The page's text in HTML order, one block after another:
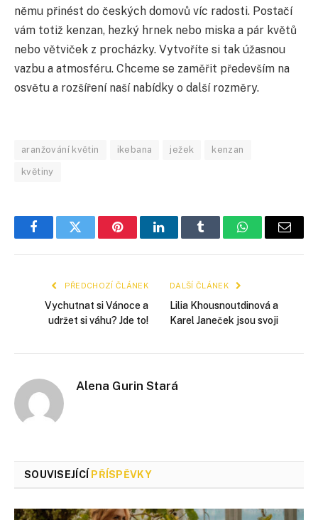
němu přinést do českých domovů víc radosti. Postačí
vám totiž kenzan, hezký hrnek nebo miska a pár květů
nebo větviček z procházky. Vytvoříte si tak úžasnou
vazbu a atmosféru. Chceme se zaměřit především na
osvětu a rozšíření naší nabídky o další rozměry.
aranžování květin ikebana ježek kenzan
květiny
FacebookTwitter PinterestLinkedInTumblr WhatsApp
E-
PŘEDCHOZÍ ČLÁNEK
Vychutnat si Vánoce a
udržet si váhu? Jde to!
DALŠÍ ČLÁNEK
Lilia Khousnoutdinová a
Karel Janeček jsou svoji
Alena Gurin Stará
SOUVISEJÍCÍ PŘÍSPĚVKY